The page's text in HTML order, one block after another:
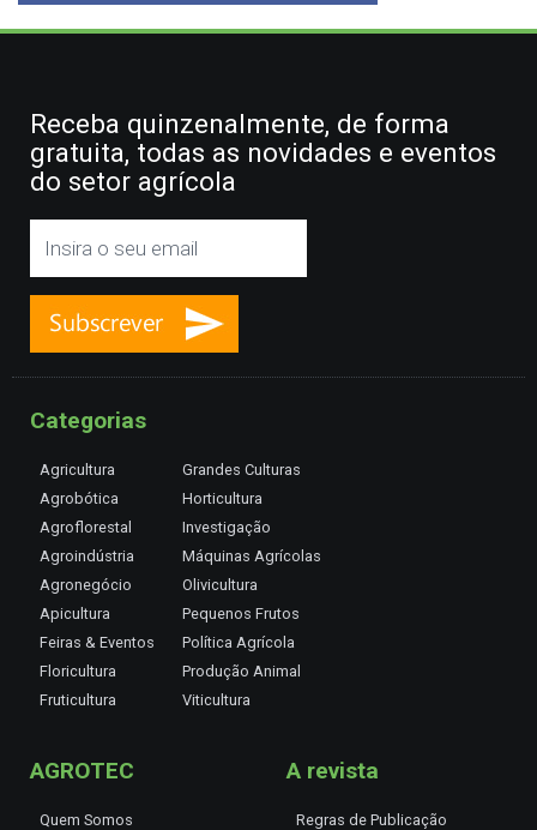
Receba quinzenalmente, de forma
gratuita, todas as novidades e eventos
do setor agrícola
Categorias
Agricultura
Agrobótica
Agroflorestal
Agroindústria
Agronegócio
Apicultura
Feiras & Eventos
Floricultura
Fruticultura
Grandes Culturas
Horticultura
Investigação
Máquinas Agrícolas
Olivicultura
Pequenos Frutos
Política Agrícola
Produção Animal
Viticultura
AGROTEC
Quem Somos
A revista
Regras de Publicação